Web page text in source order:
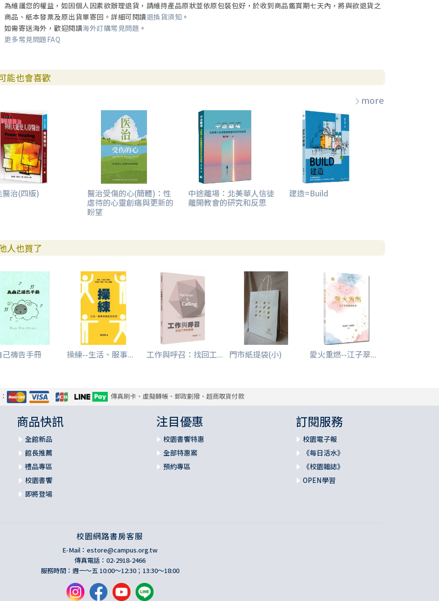
為維護您的權益，如因個人因素欲辦理退貨，請維持產品原狀並依原包裝包好，於收到商品鑑賞期七天內，將與欲退貨之
商品、紙本發票及原出貨單寄回。詳細可閱讀退換貨須知 。
如需寄送海外，歡迎閱讀海外訂購常見問題 。
更多常見問題FAQ
能也會喜歡
more
醫治(四版) 醫治受傷的心(簡體)：性
虐待的心靈創痛與更新的
盼望
中途離場：北美華人信徒
離開教會的研究和反思
建造=Build
人也買了
禱告手冊 操練--生活、服事... 工作與呼召：找回工... 門市紙提袋(小) 愛火重燃--江子翠...
傳真刷卡、虛擬轉帳、郵政劃撥、超商取貨付款
商品快訊
全館新品
館長推薦
禮品專區
校園書饗
即將登場
注目優惠
校園書饗特惠
全部特惠案
預約專區
訂閱服務
校園電子報
《每日活水》
《校園雜誌》
OPEN學習
校園網路書房客服
E-Mail： estore@campus.org.tw
傳真電話：02-2918-2466
服務時間：週一～五 10:00～12:30；13:30～18:00